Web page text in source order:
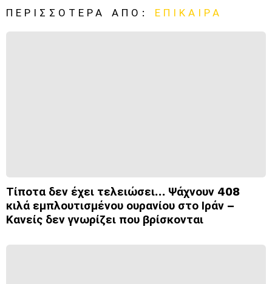
ΠΕΡΙΣΣΌΤΕΡΑ ΑΠΌ: ΕΠΊΚΑΙΡΑ
Τίποτα δεν έχει τελειώσει… Ψάχνουν 408
κιλά εμπλουτισμένου ουρανίου στο Ιράν –
Κανείς δεν γνωρίζει που βρίσκονται